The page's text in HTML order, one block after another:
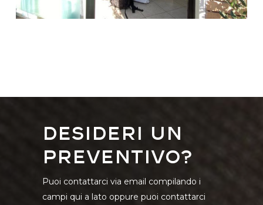
Desideri un
preventivo?
Puoi contattarci via email compilando i
campi qui a lato oppure puoi contattarci